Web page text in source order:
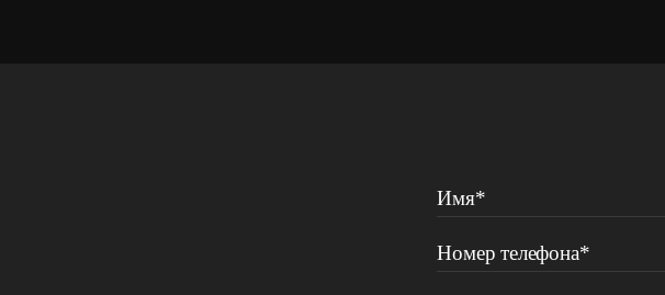
Имя*
Номер телефона*